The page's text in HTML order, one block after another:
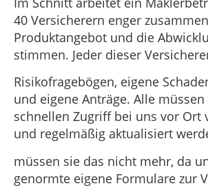
40 Versicherern enger
Produktangebot und die
stimmen. Jeder dieser
Risikofragebögen, eigene
und eigene Anträge. Alle
schnellen Zugriff bei uns vor Ort
und regelmäßig aktualisiert
müssen sie das nicht mehr, da
genormte eigene Formulare zur